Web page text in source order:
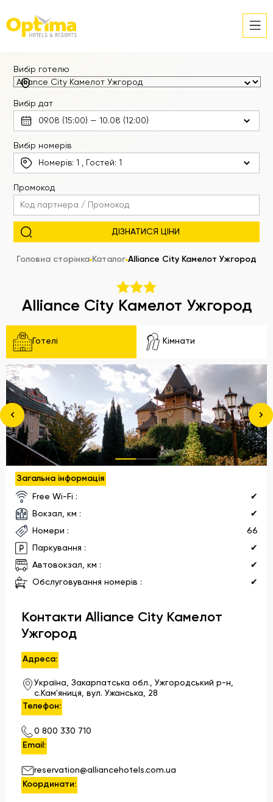
Вибір готелю
Вибір дат
Вибір номерів
Номерів:1 , Гостей: 1
Промокод
Головна сторінка Каталог Alliance City Камелот Ужгород
Alliance City Камелот Ужгород
Готелі Кімнати
Загальна інформація
Free Wi-Fi :
✔
Вокзал, км :
✔
Номери :
66
Паркування :
✔
Автовокзал, км :
✔
Обслуговування номерів :
✔
Контакти Alliance City Камелот
Ужгород
Адреса:
Україна, Закарпатська обл., Ужгородський р-н,
с.Кам'яниця, вул. Ужанська, 28
Телефон:
0 800 330 710
Email:
reservation@alliancehotels.com.ua
Координати: